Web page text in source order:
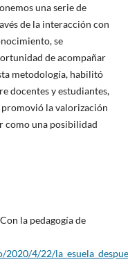
una serie de
de la interacción con
se
de acompañar
metodología, habilitó
docentes y estudiantes,
la valorización
como una posibilidad
la pedagogía de
4/22/